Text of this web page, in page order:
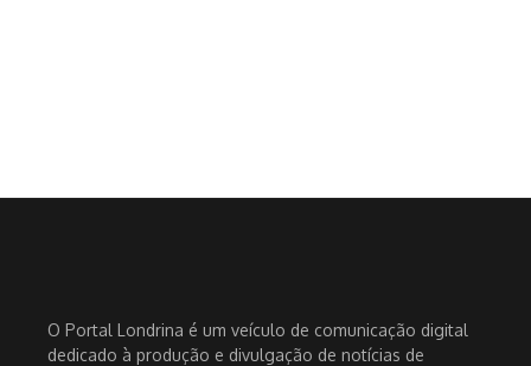
O Portal Londrina é um veículo de comunicação digital
dedicado à produção e divulgação de notícias de